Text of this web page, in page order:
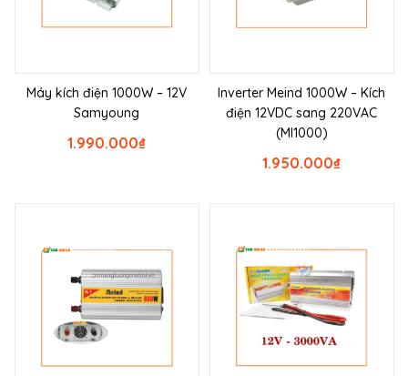
Máy kích điện 1000W – 12V
Samyoung
₫
1.990.000
Inverter Meind 1000W – Kích
điện 12VDC sang 220VAC
(MI1000)
₫
1.950.000